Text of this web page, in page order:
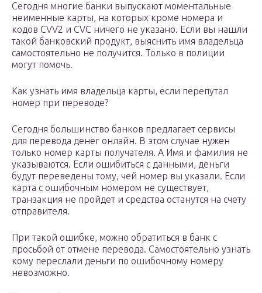
Сегодня многие банки выпускают моментальные
неименные карты, на которых кроме номера и
кодов CVV2 и CVC ничего не указано. Если вы нашли
такой банковский продукт, выяснить имя владельца
самостоятельно не получится. Только в полиции
могут помочь.
Как узнать имя владельца карты, если перепутал
номер при переводе?
Сегодня большинство банков предлагает сервисы
для перевода денег онлайн. В этом случае нужен
только номер карты получателя. А Имя и фамилия не
указываются. Если ошибиться с данными, деньги
будут переведены тому, чей номер вы указали. Если
карта с ошибочным номером не существует,
транзакция не пройдет и средства останутся на счету
отправителя.
При такой ошибке, можно обратиться в банк с
просьбой от отмене перевода. Самостоятельно узнать
кому переслали деньги по ошибочному номеру
невозможно.